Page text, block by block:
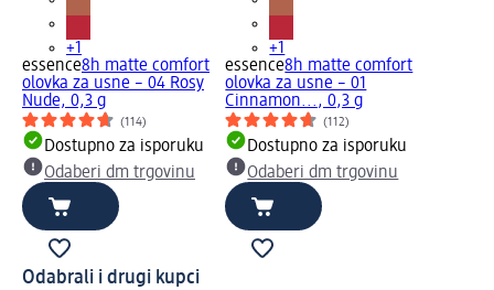
+1
essence8h matte comfort
olovka za usne – 04 Rosy
Nude, 0,3 g
(114)
Dostupno za isporuku
Odaberi dm trgovinu
+1
essence8h matte comfort
olovka za usne – 01
Cinnamon..., 0,3 g
(112)
Dostupno za isporuku
Odaberi dm trgovinu
Odabrali i drugi kupci